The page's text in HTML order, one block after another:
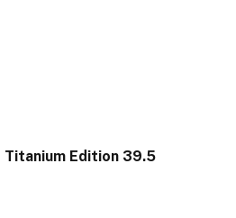
Titanium Edition 39.5